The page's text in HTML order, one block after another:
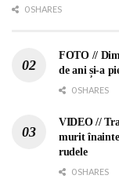
0 SHARES
FOTO //
de ani și-a
0 SHARES
VIDEO //
murit înainte
rudele
0 SHARES